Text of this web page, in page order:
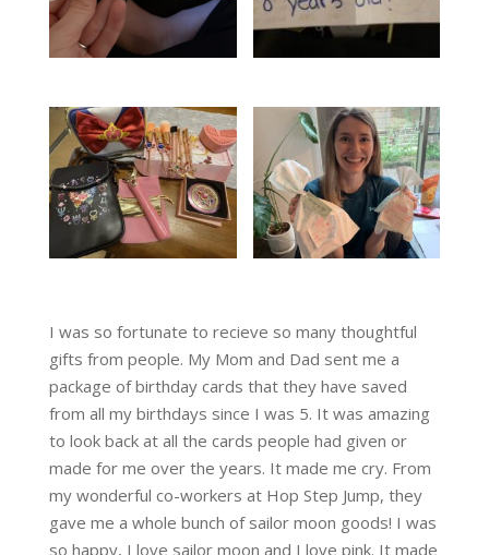
I was so fortunate to recieve so many thoughtful
gifts from people. My Mom and Dad sent me a
package of birthday cards that they have saved
from all my birthdays since I was 5. It was amazing
to look back at all the cards people had given or
made for me over the years. It made me cry. From
my wonderful co-workers at Hop Step Jump, they
gave me a whole bunch of sailor moon goods! I was
so happy, I love sailor moon and I love pink. It made